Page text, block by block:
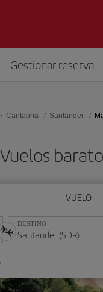
Gestionar reserva
Cantabria Santander
Vuelos
VUELO
DESTINO